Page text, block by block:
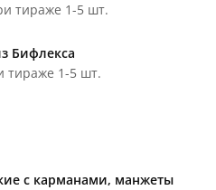
тираже 1-5 шт.
Бифлекса
тираже 1-5 шт.
с карманами, манжеты